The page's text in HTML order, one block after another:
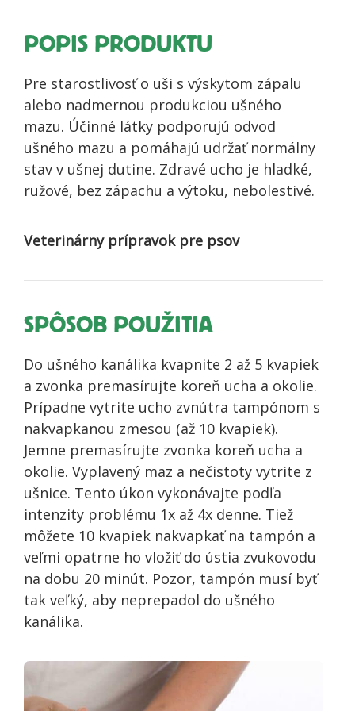
režime
POPIS PRODUKTU
Pre starostlivosť o uši s výskytom zápalu
alebo nadmernou produkciou ušného
mazu. Účinné látky podporujú odvod
ušného mazu a pomáhajú udržať normálny
stav v ušnej dutine. Zdravé ucho je hladké,
ružové, bez zápachu a výtoku, nebolestivé.
Veterinárny prípravok pre psov
SPÔSOB POUŽITIA
Do ušného kanálika kvapnite 2 až 5 kvapiek
a zvonka premasírujte koreň ucha a okolie.
Prípadne vytrite ucho zvnútra tampónom s
nakvapkanou zmesou (až 10 kvapiek).
Jemne premasírujte zvonka koreň ucha a
okolie. Vyplavený maz a nečistoty vytrite z
ušnice. Tento úkon vykonávajte podľa
intenzity problému 1x až 4x denne. Tiež
môžete 10 kvapiek nakvapkať na tampón a
veľmi opatrne ho vložiť do ústia zvukovodu
na dobu 20 minút. Pozor, tampón musí byť
tak veľký, aby neprepadol do ušného
kanálika.